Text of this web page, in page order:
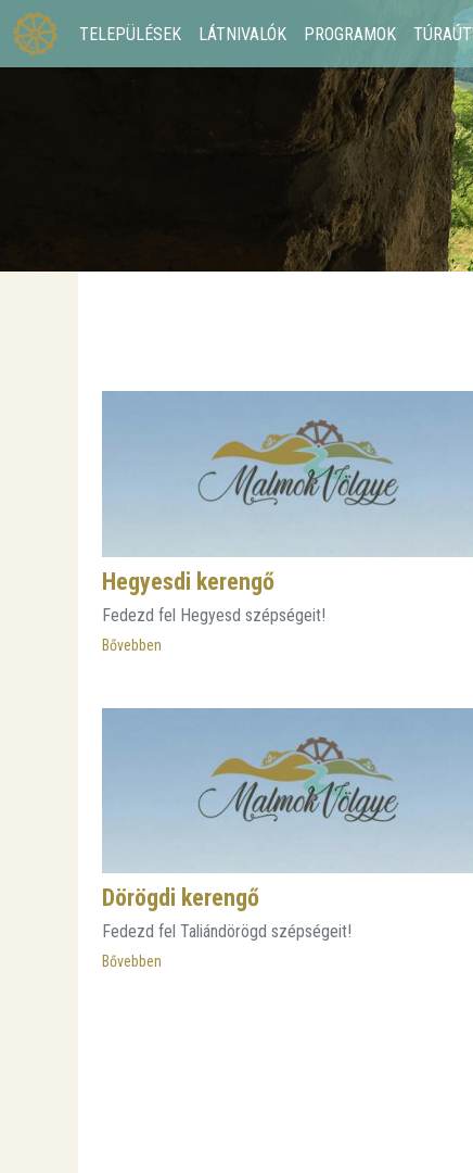
TELEPÜLÉSEK LÁTNIVALÓK PROGRAMOK
Hegyesdi kerengő
Fedezd fel Hegyesd szépségeit!
Bővebben
Dörögdi kerengő
Fedezd fel Taliándörögd szépségeit!
Bővebben